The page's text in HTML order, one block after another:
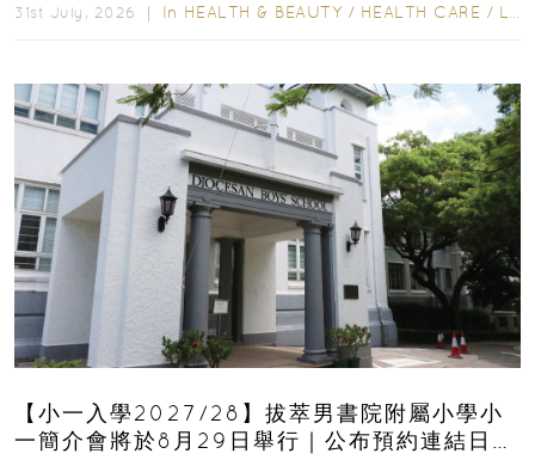
31st July, 2026 ｜ In HEALTH & BEAUTY / HEALTH CARE / LIFESTYLE
【小一入學2027/28】拔萃男書院附屬小學小
一簡介會將於8月29日舉行｜公布預約連結日期